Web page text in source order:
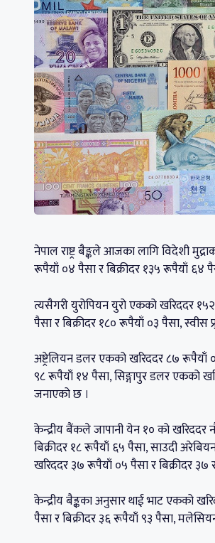
नेपाल राष्ट्र बैङ्कले आजका लागि विदेशी
रूपैयाँ ०४ पैसा र बिक्रीदर १३५ रूपैयाँ ६४
त्यसैगरी युरोपियन युरो एकको खरिददर
पैसा र बिक्रीदर १८० रूपैयाँ ०३ पैसा,
अष्ट्रेलियन डलर एकको खरिददर ८७ रूपैयाँ
९८ रूपैयाँ १४ पैसा, सिङ्गापुर डलर एकको
जनाएको छ ।
केन्द्रीय बैंकले जापानी येन १० को खरिददर
बिक्रीदर १८ रूपैयाँ ६५ पैसा, साउदी
खरिददर ३७ रूपैयाँ ०५ पैसा र बिक्रीदर
केन्द्रीय बैङ्कका अनुसार थाई भाट एकको
पैसा र बिक्रीदर ३६ रूपैयाँ ९३ पैसा,